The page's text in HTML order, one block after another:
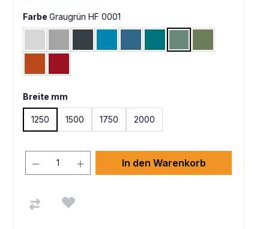
Farbe Graugrün HF 0001
Breite mm
1250 1500 1750 2000
In den Warenkorb